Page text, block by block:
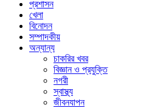
প্রশাসন
খেলা
বিনোদন
সম্পাদকীয়
অন্যান্য
চাকরির খবর
বিজ্ঞান ও প্রযুক্তি
নগরী
স্বাস্থ্য
জীবনযাপন